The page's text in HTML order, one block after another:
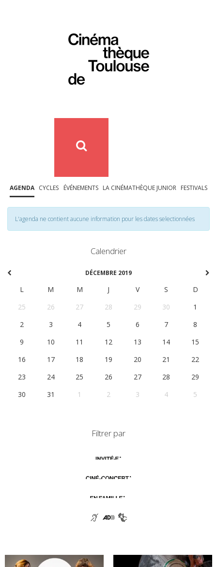
AGENDA CYCLES ÉVÉNEMENTS LA CINÉMATHÈQUE JUNIOR FESTIVALS
L'agenda ne contient aucune information pour les dates selectionnées
Calendrier
DÉCEMBRE 2019
L M M J V S
D
25
26 27 28 29 30
1
2
3 4 5 6 7
8
9
10 11 12 13 14
15
16
17 18 19 20 21
22
23
24 25 26 27 28
29
30
31 1 2 3 4 5
Filtrer par